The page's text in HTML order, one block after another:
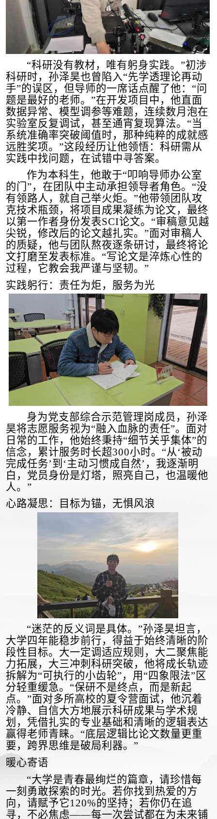
“科研没有教材，唯有躬身实践。 ”初涉
科研时，孙泽昊也曾陷入“先学透理论再动
手”的误区，但导师的一席话点醒了他： “问
题是最好的老师。 ”在开发项目中，他直面
数据异常、模型调参等难题，连续数月泡在
实验室反复调试，甚至通宵复现算法。 “当
系统准确率突破阈值时，那种纯粹的成就感
远胜奖项。 ”这段经历让他领悟：科研需从
实践中找问题，在试错中寻答案。
作为本科生，他敢于“叩响导师办公室
的门 ”，在团队中主动承担领导者角色。 “没
有领路人，就自己举火炬。 ”他带领团队攻
克技术瓶颈，将项目成果凝练为论文，最终
以第一作者身份发表SCI论文。 “审稿意见越
尖锐，修改后的论文越扎实。 ”面对审稿人
的质疑，他与团队熬夜逐条研讨，最终将论
文打磨至发表标准。 “写论文是淬炼心性的
过程，它教会我严谨与坚韧。 ”
实践躬行：责任为炬，服务为光
身为党支部综合示范管理岗成员，孙泽
昊将志愿服务视为“融入血脉的责任”。面对
日常的工作，他始终秉持“细节关乎集体”的
信念， 累计服务时长超300小时。 “从 ‘被动
完成任务’到 ‘主动习惯成自然’ ，我逐渐明
白，党员身份是灯塔，照亮自己，也温暖他
人。 ”
心路凝思：目标为锚，无惧风浪
“迷茫的反义词是具体。 ”孙泽昊坦言，
大学四年能稳步前行，得益于始终清晰的阶
段性目标。大一定调适应规则，大二聚焦能
力拓展，大三冲刺科研突破，他将成长轨迹
拆解为“可执行的小齿轮”，用 “四象限法”区
分轻重缓急。 “保研不是终点，而是新起
点。 ”面对多所高校的夏令营面试，他沉着
冷静、自信大方地展示科研成果与学术规
划，凭借扎实的专业基础和清晰的逻辑表达
赢得老师青睐。 “底层逻辑比论文数量更重
要，跨界思维是破局利器。 ”
暖心寄语
“大学是青春最绚烂的篇章，请珍惜每
一刻勇敢探索的时光。若你找到热爱的方
向，请赋予它120%的坚持；若你仍在追
寻，不必焦虑——每一次尝试都在为未来铺